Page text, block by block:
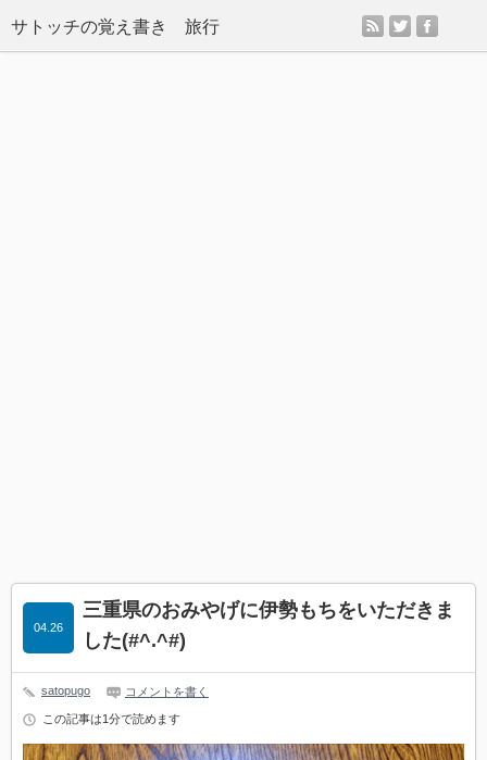
サトッチの覚え書き 旅行 rss twitter
三重県のおみやげに伊勢もちをいただきま
した(#^.^#)
04.26
satopugo コメントを書く
この記事は1分で読めます